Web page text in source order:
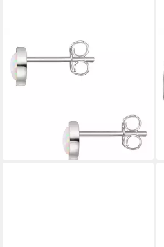
GLANZSTÜCKE MÜNCHEN
Paar Ohrstecker Set:
GSM1467 (2-tlg), aus Sterling
lieferbar - in 8-10 Werktagen bei